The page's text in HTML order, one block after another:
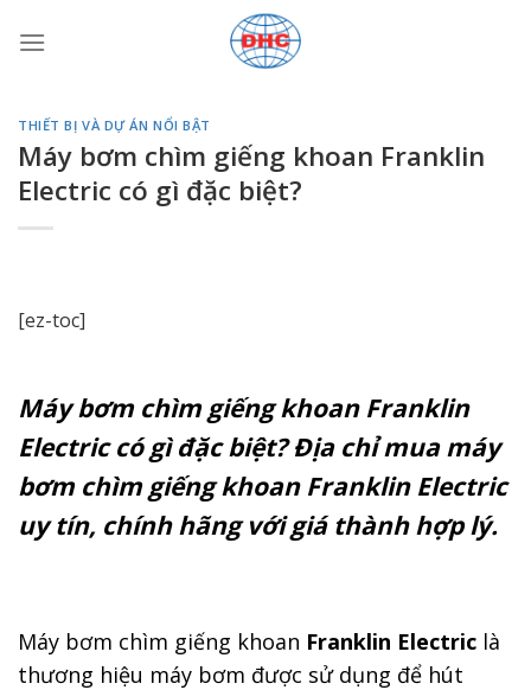
qua
THIẾT BỊ VÀ DỰ ÁN NỔI BẬT
Máy bơm chìm giếng khoan Franklin
Electric có gì đặc biệt?
[ez-toc]
Máy bơm chìm giếng khoan Franklin
Electric có gì đặc biệt? Địa chỉ mua máy
bơm chìm giếng khoan Franklin Electric
uy tín, chính hãng với giá thành hợp lý.
Máy bơm chìm giếng khoan Franklin Electric là
thương hiệu máy bơm được sử dụng để hút